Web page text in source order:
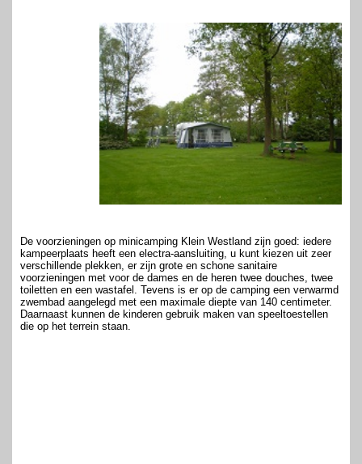
De voorzieningen op minicamping Klein Westland zijn goed: iedere
kampeerplaats heeft een electra-aansluiting, u kunt kiezen uit zeer
verschillende plekken, er zijn grote en schone sanitaire
voorzieningen met voor de dames en de heren twee douches, twee
toiletten en een wastafel. Tevens is er op de camping een verwarmd
zwembad aangelegd met een maximale diepte van 140 centimeter.
Daarnaast kunnen de kinderen gebruik maken van speeltoestellen
die op het terrein staan.